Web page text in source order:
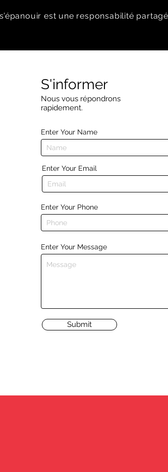
est une responsabilité
S'informer
Nous vous répondrons
rapidement.
Enter Your Name
Enter Your Email
Enter Your Phone
Enter Your Message
Submit